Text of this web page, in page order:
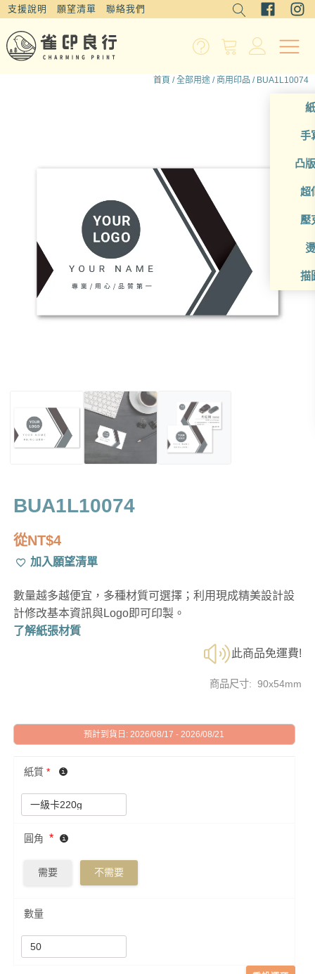
支援說明 願望清單 聯絡我們
手
凸
超
壓
描
首頁 /全部用途 / 商用印品 / BUA1L10074
BUA1L10074
從NT$4
加入願望清單
數量越多越便宜，多種材質可選擇；利用現成精美設計設
計修改基本資訊與Logo即可印製。
了解紙張材質
此商品免運費!
商品尺寸: 90x54mm
預計到貨日: 2026/08/17 - 2026/08/21
紙質 *
圓角 *
需要 不需要
數量